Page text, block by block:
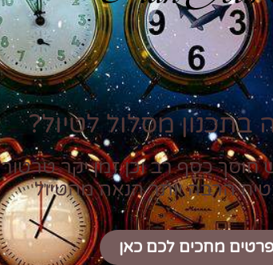
בתכנון מסלול לטיול?
חוסך כסף רב וכן זמן יקר טרטור
הרבה יותר הנאה מהטיול
מחכים לכם כאן